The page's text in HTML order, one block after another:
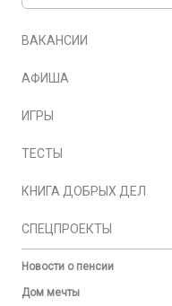
ВАКАНСИИ
АФИША
ИГРЫ
ТЕСТЫ
КНИГА ДОБРЫХ ДЕЛ
СПЕЦПРОЕКТЫ
Новости о пенсии
Дом мечты